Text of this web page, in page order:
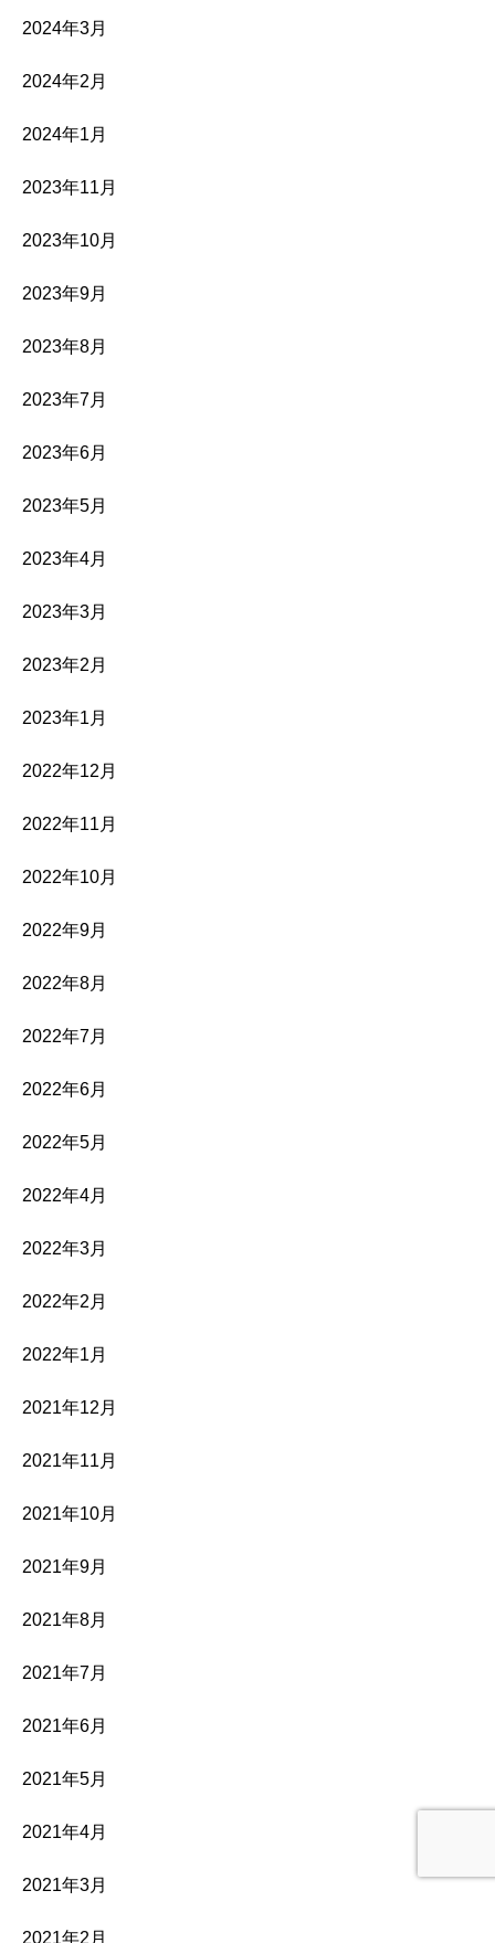
2024年3月
2024年2月
2024年1月
2023年11月
2023年10月
2023年9月
2023年8月
2023年7月
2023年6月
2023年5月
2023年4月
2023年3月
2023年2月
2023年1月
2022年12月
2022年11月
2022年10月
2022年9月
2022年8月
2022年7月
2022年6月
2022年5月
2022年4月
2022年3月
2022年2月
2022年1月
2021年12月
2021年11月
2021年10月
2021年9月
2021年8月
2021年7月
2021年6月
2021年5月
2021年4月
2021年3月
2021年2月